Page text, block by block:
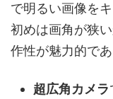
で明るい画像を
初めは画角が狭
作性が魅力的で
超広角カメラ